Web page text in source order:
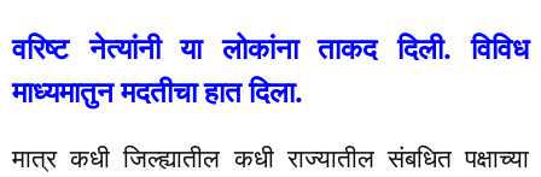
वरिष्ट नेत्यांंनी या लोकांना ताकद दिली. विविध
माध्यमातुन मदतीचा हात दिला.
मात्र कधी जिल्ह्यातील कधी राज्यातील संबधित पक्षाच्या